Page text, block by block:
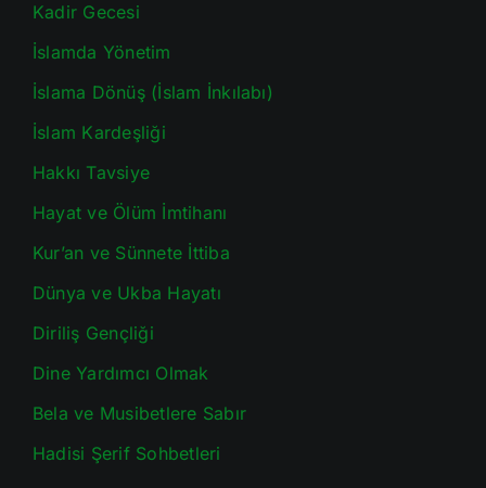
Kadir Gecesi
İslamda Yönetim
İslama Dönüş (İslam İnkılabı)
İslam Kardeşliği
Hakkı Tavsiye
Hayat ve Ölüm İmtihanı
Kur’an ve Sünnete İttiba
Dünya ve Ukba Hayatı
Diriliş Gençliği
Dine Yardımcı Olmak
Bela ve Musibetlere Sabır
Hadisi Şerif Sohbetleri